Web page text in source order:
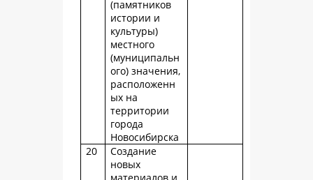
(памятников
истории и
культуры)
местного
(муниципальн
ого) значения,
расположенн
ых на
территории
города
Новосибирска
20
Создание
новых